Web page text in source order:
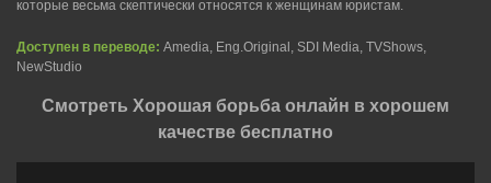
которые весьма скептически относятся к женщинам юристам.
Доступен в переводе: Amedia, Eng.Original, SDI Media, TVShows,
NewStudio
Смотреть Хорошая борьба онлайн в хорошем
качестве бесплатно